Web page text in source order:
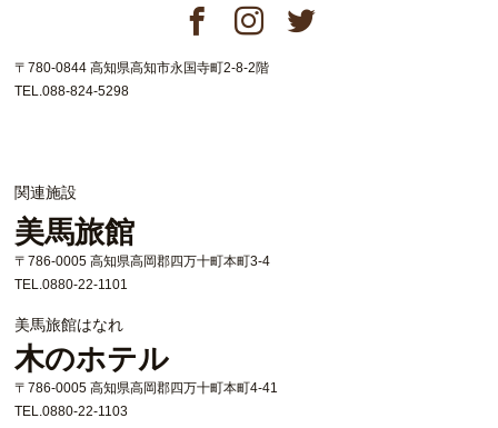
〒780-0844 高知県高知市永国寺町2-8-2階
TEL.088-824-5298
関連施設
美馬旅館
〒786-0005 高知県高岡郡四万十町本町3-4
TEL.0880-22-1101
美馬旅館はなれ
木のホテル
〒786-0005 高知県高岡郡四万十町本町4-41
TEL.0880-22-1103